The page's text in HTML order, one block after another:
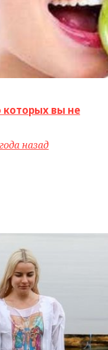
которых вы не
назад